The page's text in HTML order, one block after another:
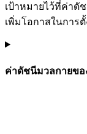
เป้าหมายไว้ที่ค่าดั
เพิ่มโอกาสในการ
ค่าดัชนีมวลกายขอ